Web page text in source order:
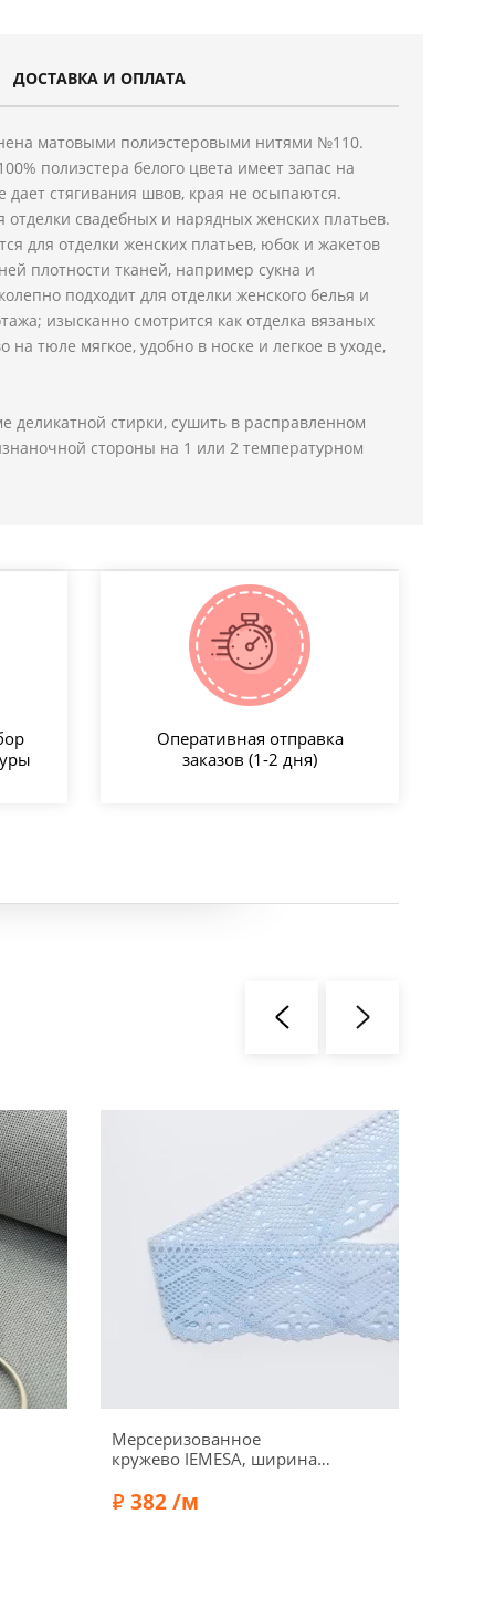
ДОСТАВКА И ОПЛАТА
матовыми полиэстеровыми нитями №110.
полиэстера белого цвета имеет запас на
дает стягивания швов, края не осыпаются.
отделки свадебных и нарядных женских платьев.
для отделки женских платьев, юбок и жакетов
плотности тканей, например сукна и
подходит для отделки женского белья и
изысканно смотрится как отделка вязаных
на тюле мягкое, удобно в носке и легкое в уходе,
деликатной стирки, сушить в расправленном
стороны на 1 или 2 температурном
Оперативная отправка
заказов (1-2 дня)
Мерсеризованное
кружево IEMESA, ширина
голубой
382 /м